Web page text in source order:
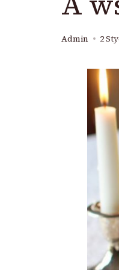
Admin 2